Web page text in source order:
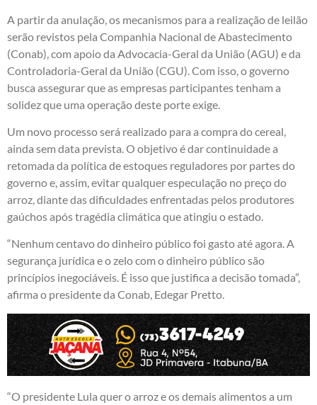
A partir da anulação, os mecanismos para a realização de leilão
serão revistos pela Companhia Nacional de Abastecimento
(Conab), com apoio da Advocacia-Geral da União (AGU) e da
Controladoria-Geral da União (CGU). Com isso, o governo
busca assegurar que as empresas participantes tenham a
solidez que uma operação deste porte exige.
Um novo processo será realizado para a compra do cereal,
ainda sem data prevista. O objetivo é dar continuidade a
retomada da política de estoques reguladores por partes do
governo e, assim, evitar qualquer especulação no preço do
arroz, diante das dificuldades enfrentadas pelos produtores
gaúchos após tragédia climática que atingiu o estado.
“Nenhum centavo do dinheiro público foi gasto até agora. A
segurança jurídica e o zelo com o dinheiro público são
princípios inegociáveis. É isso que justifica a decisão tomada”,
afirma o presidente da Conab, Edegar Pretto.
“O presidente Lula quer o arroz e os demais alimentos a um